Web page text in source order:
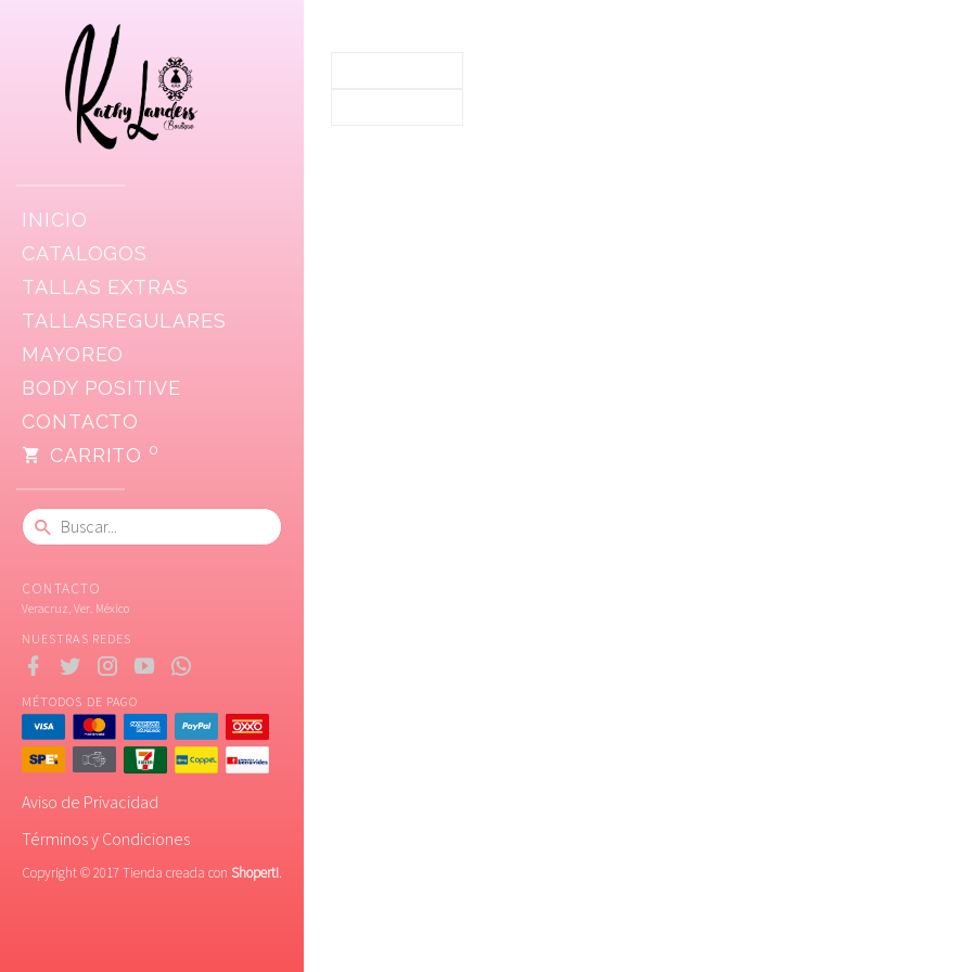
INICIO
CATALOGOS
TALLAS EXTRAS
TALLASREGULARES
MAYOREO
BODY POSITIVE
CONTACTO
CARRITO 0
CONTACTO
Veracruz, Ver. México
NUESTRAS REDES
MÉTODOS DE PAGO
Aviso de Privacidad
Términos y Condiciones
Copyright © 2017 Tienda creada con Shoperti.